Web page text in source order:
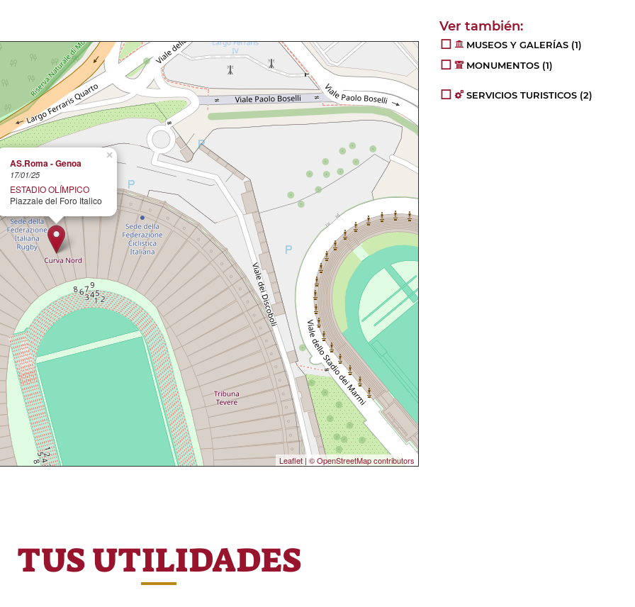
×
AS.Roma - Genoa
17/01/25
ESTADIO OLÍMPICO
Piazzale del Foro Italico
Leaflet | © OpenStreetMap contributors
MUSEOS Y GALERÍAS (1)
MONUMENTOS (1)
SERVICIOS TURISTICOS (2)
TUS UTILIDADES